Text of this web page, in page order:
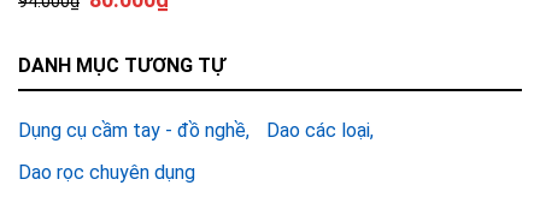
DANH MỤC TƯƠNG TỰ
Dụng cụ cầm tay - đồ nghề
Dao các loại
Dao rọc chuyên dụng